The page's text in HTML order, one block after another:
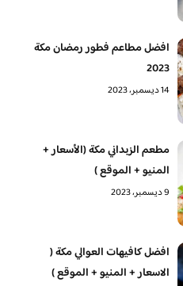
افضل مطاعم فطور رمضان مكة
2023
14 ديسمبر، 2023
مطعم الزبداني مكة (الأسعار +
المنيو + الموقع )
9 ديسمبر، 2023
افضل كافيهات العوالي مكة (
الاسعار + المنيو + الموقع )